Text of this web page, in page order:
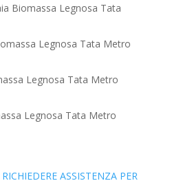
Biomassa Legnosa Tata
Legnosa Tata Metro
Legnosa Tata Metro
Legnosa Tata Metro
ASSISTENZA PER